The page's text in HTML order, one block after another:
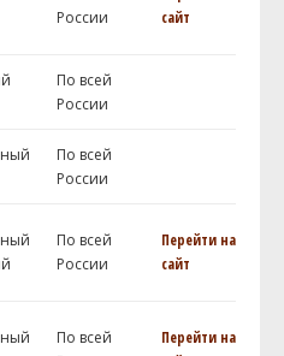
России
сайт
По всей
России
По всей
России
По всей
России
Перейти на
сайт
По всей
Перейти на